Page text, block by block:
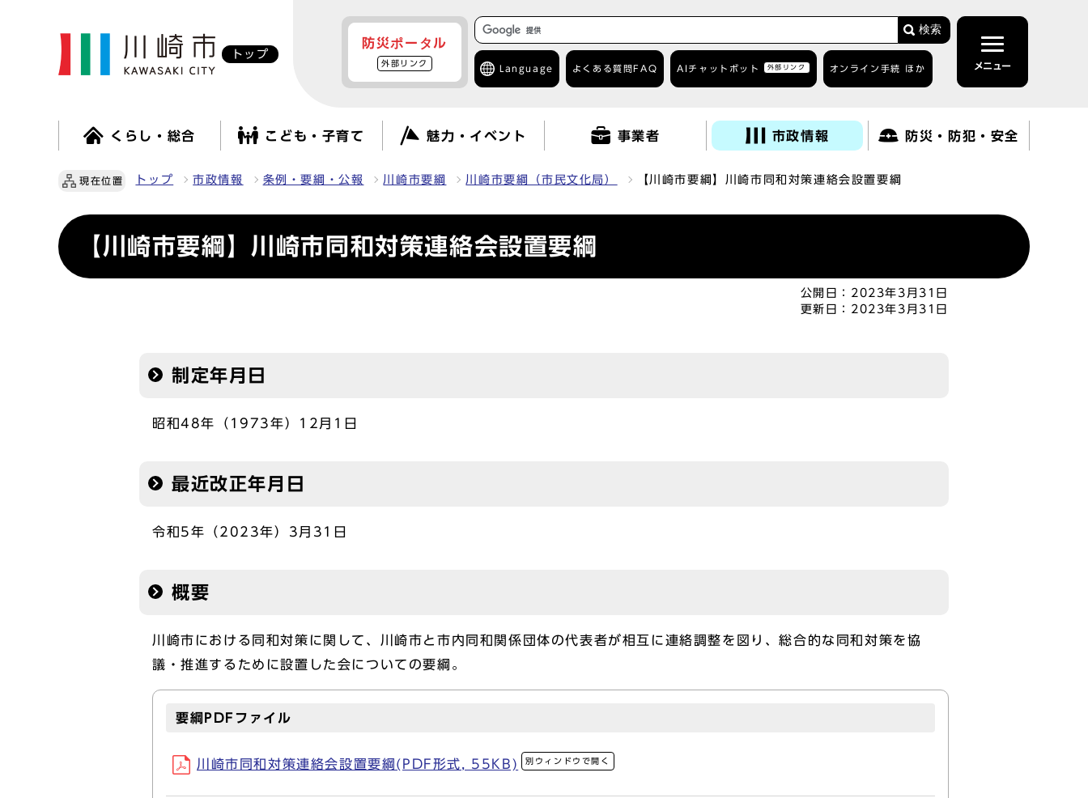
トップ
防災ポータル
外部リンク
検索
Language よくある質問 FAQ AIチャットボット 外部リンク オンライン手続 ほか メニュー
くらし・総合 こども・子育て 魅力・イベント 事業者 市政情報 防災・防犯・安全
現在位置 トップ 市政情報 条例・要綱・公報 川崎市要綱 川崎市要綱（市民文化局） 【川崎市要綱】川崎市同和対策連絡会設置要綱
【川崎市要綱】川崎市同和対策連絡会設置要綱
公開日： 2023年3月31日
更新日： 2023年3月31日
制定年月日
昭和48年（1973年）12月1日
最近改正年月日
令和5年（2023年）3月31日
概要
川崎市における同和対策に関して、川崎市と市内同和関係団体の代表者が相互に連絡調整を図り、総合的な同和対策を協
議・推進するために設置した会についての要綱。
要綱PDFファイル
川崎市同和対策連絡会設置要綱(PDF形式, 55KB) 別ウィンドウで開く